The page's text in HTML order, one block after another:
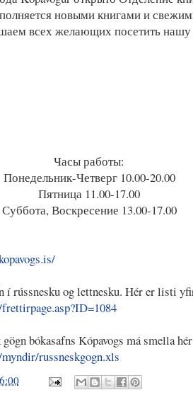
новыми книгами и
всех желающих посетить нашу
Часы работы:
Понедельник-Четверг 10.00-20.00
Пятница 11.00-17.00
Суббота, Воскресение 13.00-17.00
í rússnesku og lettnesku. Hér er listi
bókasafns Kópavogs má smella
russneskgogn.xls